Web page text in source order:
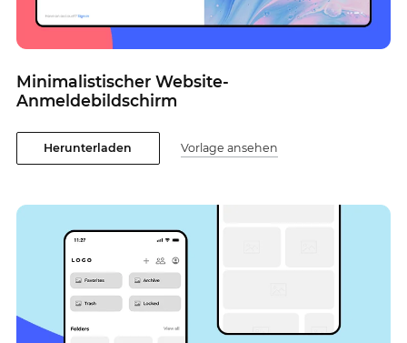
Minimalistischer Website-
Anmeldebildschirm
Herunterladen Vorlage ansehen